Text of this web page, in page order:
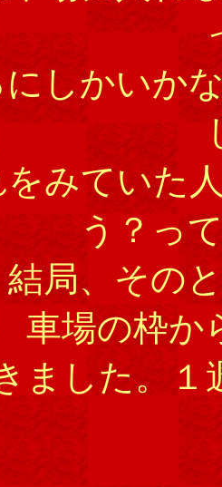
しかいか
をみていた
う？っ
局、その
車場の枠か
ました。